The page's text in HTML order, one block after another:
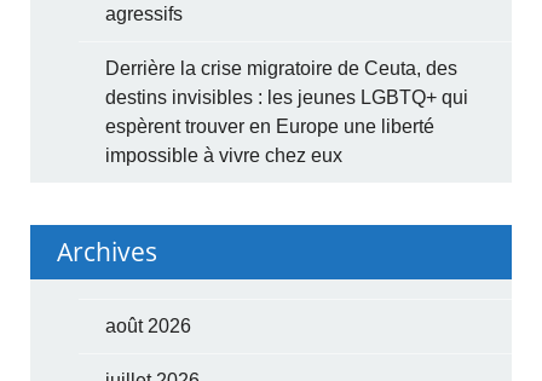
agressifs
Derrière la crise migratoire de Ceuta, des
destins invisibles : les jeunes LGBTQ+ qui
espèrent trouver en Europe une liberté
impossible à vivre chez eux
Archives
août 2026